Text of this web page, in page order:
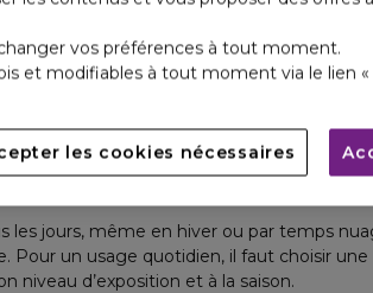
des filtres chimiques et minéraux pour
crèmes solaires à mettre tous
jours, même en hiver ou par temps
Pour un usage quotidien, il faut choisir
niveau d’exposition et à la saison.
vos préférences à tout moment.
et modifiables à tout moment via le lien
les cookies nécessaires